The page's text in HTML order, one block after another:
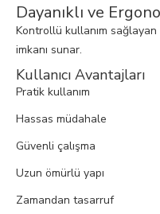
Dayanıklı ve
Kontrollü kullanım sağlayan
imkanı sunar.
Kullanıcı Avantajları
Pratik kullanım
Hassas müdahale
Güvenli çalışma
Uzun ömürlü yapı
Zamandan tasarruf